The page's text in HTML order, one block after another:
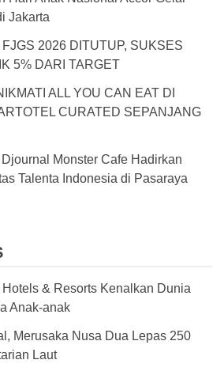
Jakarta
FJGS 2026 DITUTUP, SUKSES
5% DARI TARGET
ALL YOU CAN EAT DI
CURATED SEPANJANG
Djournal Monster Cafe Hadirkan
Talenta Indonesia di Pasaraya
& Resorts Kenalkan Dunia
Anak-anak
Merusaka Nusa Dua Lepas 250
Laut